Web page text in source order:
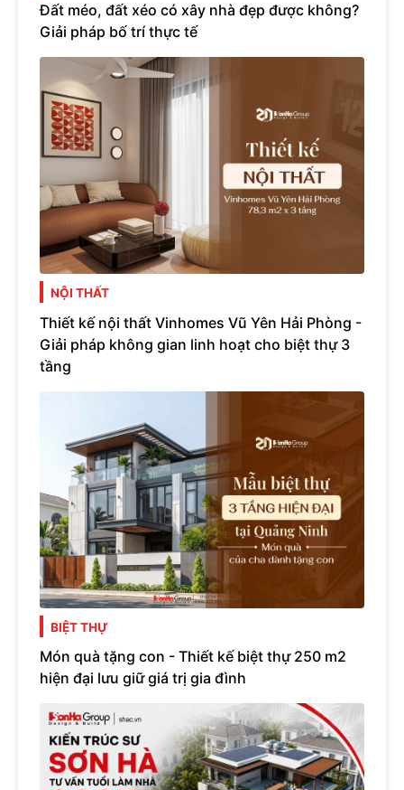
Đất méo, đất xéo có xây nhà đẹp được không?
Giải pháp bố trí thực tế
NỘI THẤT
Thiết kế nội thất Vinhomes Vũ Yên Hải Phòng -
Giải pháp không gian linh hoạt cho biệt thự 3
tầng
BIỆT THỰ
Món quà tặng con - Thiết kế biệt thự 250 m2
hiện đại lưu giữ giá trị gia đình